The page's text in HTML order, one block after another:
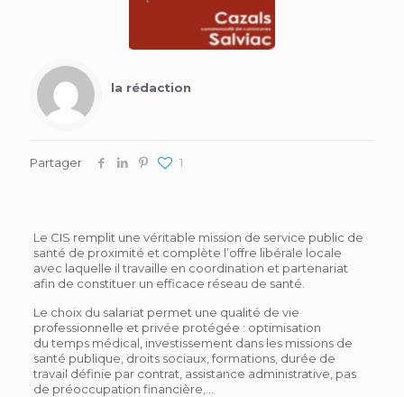
Partager 1
la rédaction
Le CIS remplit une véritable mission de service public de
santé de proximité et complète l’offre libérale locale
avec laquelle il travaille en coordination et partenariat
afin de constituer un efficace réseau de santé.
Le choix du salariat permet une qualité de vie
professionnelle et privée protégée : optimisation
du temps médical, investissement dans les missions de
santé publique, droits sociaux, formations, durée de
travail définie par contrat, assistance administrative, pas
de préoccupation financière,…